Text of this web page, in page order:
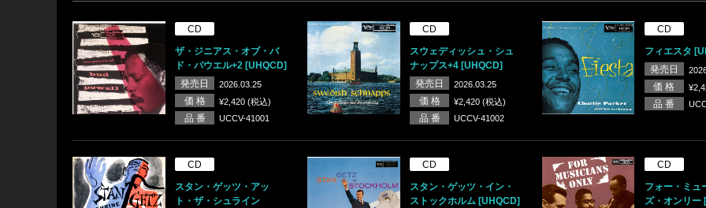
CD
ザ・ジニアス・オブ・バ
ド・パウエル+2 [UHQCD]
発売日
2026.03.25
価 格 ¥2,420 (税込)
品 番 UCCV-41001
CD
スウェディッシュ・シュ
ナップス+4 [UHQCD]
発売日
2026.03.25
価 格 ¥2,420 (税込)
品 番 UCCV-41002
CD
フィエスタ
発売日
価 格
品 番
CD
スタン・ゲッツ・アッ
ト・ザ・シュライン
CD
スタン・ゲッツ・イン・
ストックホルム [UHQCD]
CD
フォー・ミュ
ズ・オンリー